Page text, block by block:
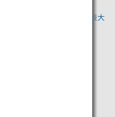
大曲の花火「全国花火競技大